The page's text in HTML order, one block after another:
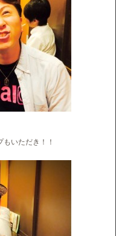
いただき！！